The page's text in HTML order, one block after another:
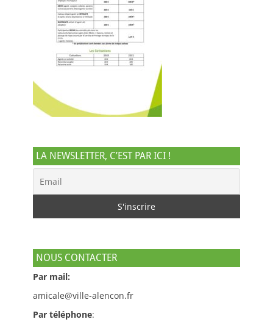
LA NEWSLETTER, C’EST PAR ICI !
NOUS CONTACTER
Par mail:
amicale@ville-alencon.fr
Par téléphone: